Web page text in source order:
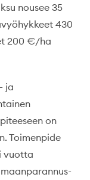
nousee 35
430
200 €/ha
ja
on
Toimenpide
vuotta